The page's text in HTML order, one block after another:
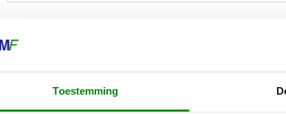
Toestemming
landschapswerkzaamheden een